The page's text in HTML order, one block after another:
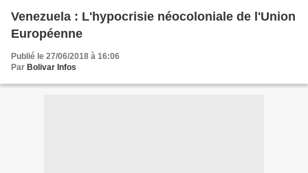
Venezuela : L'hypocrisie néocoloniale de l'Union
Européenne
Publié le 27/06/2018 à 16:06
Par Bolivar Infos